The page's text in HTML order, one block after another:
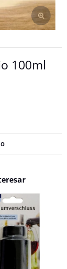
100ml